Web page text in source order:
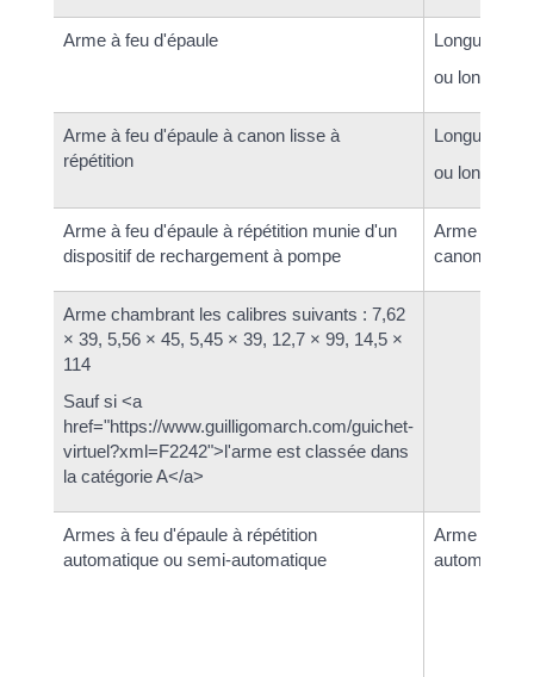
Arme à feu d'épaule
Longueur
ou longueur
Arme à feu d'épaule à canon lisse à
répétition
Longueur
ou longueur
Arme à feu d'épaule à répétition munie d'un
dispositif de rechargement à pompe
Arme à
canon rayé
Arme chambrant les calibres suivants : 7,62
× 39, 5,56 × 45, 5,45 × 39, 12,7 × 99, 14,5 ×
114
Sauf si <a
href="https://www.guilligomarch.com/guichet-
virtuel?xml=F2242">l'arme est classée dans
la catégorie A</a>
Armes à feu d'épaule à répétition
automatique ou semi-automatique
Arme à feu